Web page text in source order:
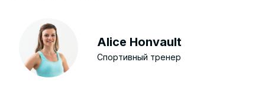
Alice Honvault
Спортивный тренер